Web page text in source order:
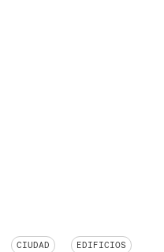
CIUDAD EDIFICIOS